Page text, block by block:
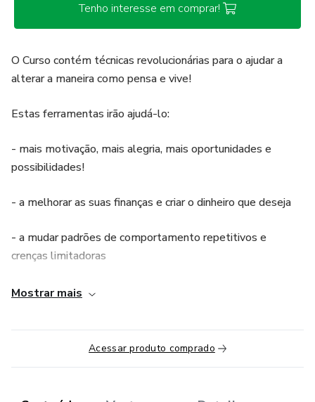
Tenho interesse em comprar!
​O Curso contém técnicas revolucionárias para o ajudar a
alterar a maneira como pensa e vive!
Estas ferramentas irão ajudá-lo:
- mais motivação, mais alegria, mais oportunidades e
possibilidades!
- a melhorar as suas finanças e criar o dinheiro que deseja
- a mudar padrões de comportamento repetitivos e
crenças limitadoras
- a criar a vida profissional dos seus sonhos
- criar relacionamentos fabulásticos
Mostrar mais
Acessar produto comprado